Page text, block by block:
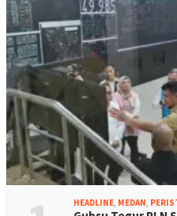
HEADLINE, MEDAN,